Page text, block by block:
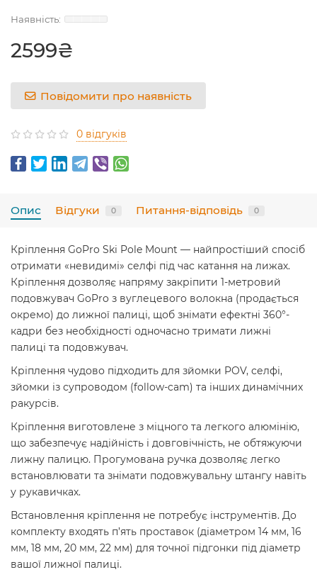
2599₴
Повідомити про наявність
0 відгуків
Опис Відгуки 0 Питання-відповідь 0
Кріплення GoPro Ski Pole Mount — найпростіший спосіб
отримати «невидимі» селфі під час катання на лижах.
Кріплення дозволяє напряму закріпити 1-метровий
подовжувач GoPro з вуглецевого волокна (продається
окремо) до лижної палиці, щоб знімати ефектні 360°-
кадри без необхідності одночасно тримати лижні
палиці та подовжувач.
Кріплення чудово підходить для зйомки POV, селфі,
зйомки із супроводом (follow-cam) та інших динамічних
ракурсів.
Кріплення виготовлене з міцного та легкого алюмінію,
що забезпечує надійність і довговічність, не обтяжуючи
лижну палицю. Прогумована ручка дозволяє легко
встановлювати та знімати подовжувальну штангу навіть
у рукавичках.
Встановлення кріплення не потребує інструментів. До
комплекту входять п’ять проставок (діаметром 14 мм, 16
мм, 18 мм, 20 мм, 22 мм) для точної підгонки під діаметр
вашої лижної палиці.